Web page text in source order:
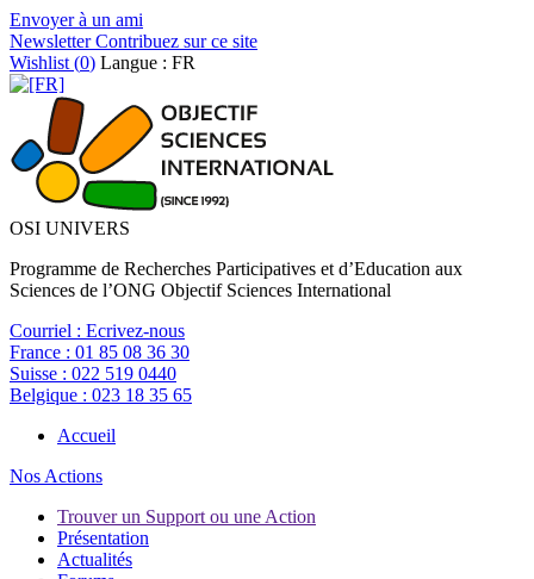
Envoyer à un ami
NewsletterContribuez sur ce site
Wishlist (0) Langue : FR
OSI UNIVERS
Programme de Recherches Participatives et d’Education aux
Sciences de l’ONG Objectif Sciences International
Courriel : Ecrivez-nous
France : 01 85 08 36 30
Suisse : 022 519 0440
Belgique : 023 18 35 65
Accueil
Nos Actions
Trouver un Support ou une Action
Présentation
Actualités